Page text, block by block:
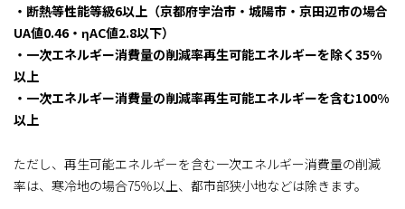
・断熱等性能等級6以上（京都府宇治市・城陽市・京田辺市の場合
UA値0.46・ηAC値2.8以下）
・一次エネルギー消費量の削減率再生可能エネルギーを除く35%
以上
・一次エネルギー消費量の削減率再生可能エネルギーを含む100%
以上
ただし、再生可能エネルギーを含む一次エネルギー消費量の削減
率は、寒冷地の場合75％以上、都市部狭小地などは除きます。